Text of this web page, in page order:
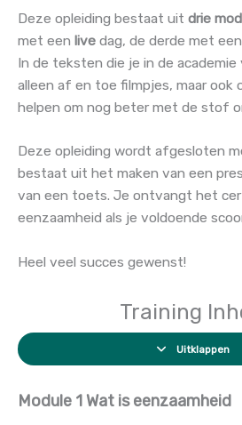
Deze opleiding bestaat uit drie
met een live dag, de derde met een
In de teksten die je in de
alleen af en toe filmpjes, maar ook
helpen om nog beter met de stof
Deze opleiding wordt afgesloten
bestaat uit het maken van een
van een toets. Je ontvangt het
eenzaamheid als je voldoende
Heel veel succes gewenst!
Training
Uitklappen
Module 1 Wat is eenzaamheid